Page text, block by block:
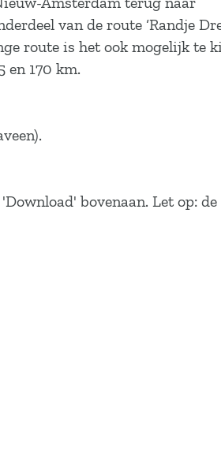
van de route ‘Randje
route is het ook mogelijk te
en 170 km.
bovenaan. Let op: